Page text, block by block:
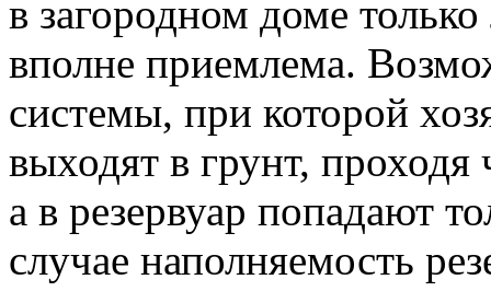
в загородном доме
вполне приемлема.
системы, при которой
выходят в грунт,
а в резервуар попадают
случае наполняемость